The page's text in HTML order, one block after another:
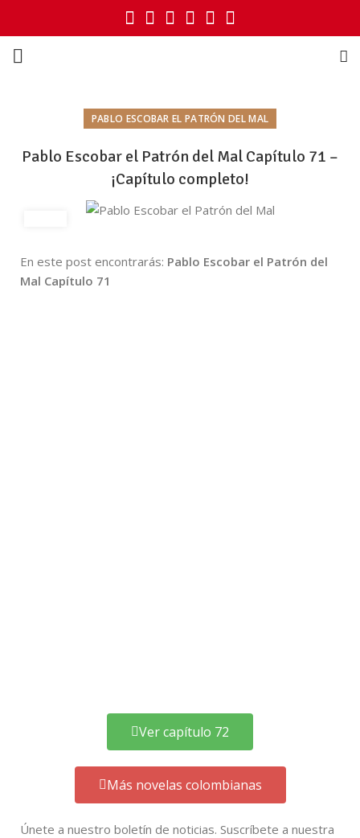
PABLO ESCOBAR EL PATRÓN DEL MAL
Pablo Escobar el Patrón del Mal Capítulo 71 –
¡Capítulo completo!
En este post encontrarás: Pablo Escobar el Patrón del
Mal Capítulo 71
Ver capítulo 72
Más novelas colombianas
Únete a nuestro boletín de noticias. Suscríbete a nuestra